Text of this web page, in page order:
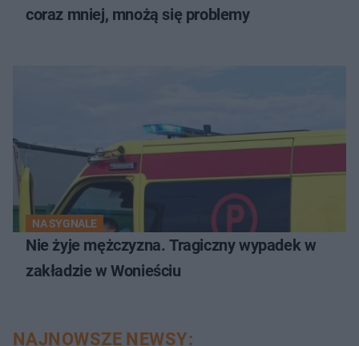
coraz mniej, mnożą się problemy
NA SYGNALE
Nie żyje mężczyzna. Tragiczny wypadek w
zakładzie w Wonieściu
NAJNOWSZE NEWSY: